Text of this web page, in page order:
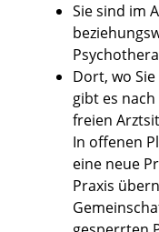
Sie sind im
Dort, wo
gibt es
freien
In offenen
eine neue
Praxis